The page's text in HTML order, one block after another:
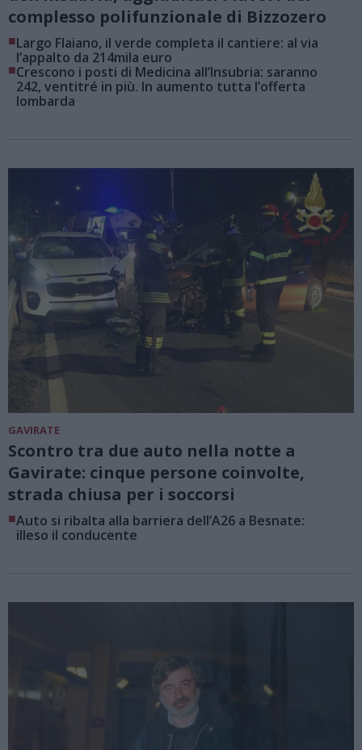
complesso polifunzionale di Bizzozero
■Largo Flaiano, il verde completa il cantiere: al via
l’appalto da 214mila euro
■Crescono i posti di Medicina all’Insubria: saranno
242, ventitré in più. In aumento tutta l’offerta
lombarda
GAVIRATE
Scontro tra due auto nella notte a
Gavirate: cinque persone coinvolte,
strada chiusa per i soccorsi
■Auto si ribalta alla barriera dell’A26 a Besnate:
illeso il conducente